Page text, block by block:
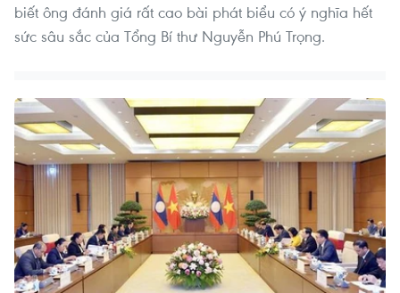
biết ông đánh giá rất cao bài phát biểu có ý nghĩa hết
sức sâu sắc của Tổng Bí thư Nguyễn Phú Trọng.